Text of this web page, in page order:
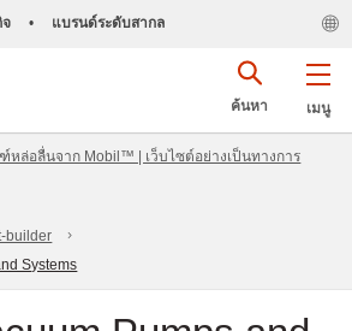
จ • แบรนด์ระดับสากล
เมนู
ค้นหา
ล่อลื่นจาก Mobil™ | เว็บไซต์อย่างเป็นทางการ
builder
Systems